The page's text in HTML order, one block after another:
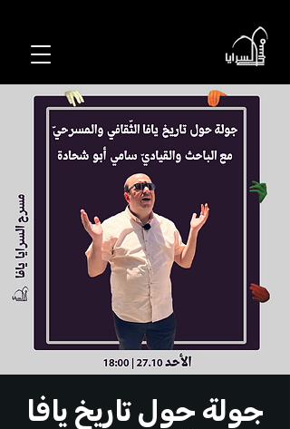
جولة حول تاريخ يافا